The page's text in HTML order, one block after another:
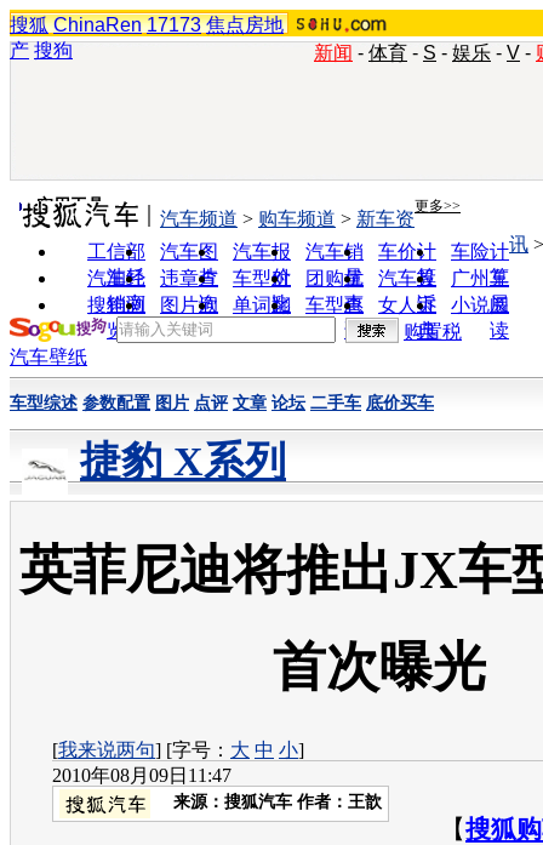
搜狐 ChinaRen 17173 焦点房地
产 搜狗 新闻 - 体育 - S - 娱乐 - V -
实用工具 更多>>
工信部
油耗
汽车图
片
汽车报
价
汽车销
量
车价计
算
车险计
算
汽车经
销商
违章查
询
车型对
比
团购优
惠
汽车投
诉
广州车
展
搜狗浏
览器
图片欣
赏
单词翻
车型查
询
女人宝
典
小说阅
读
汽车频道 > 购车频道 > 新车资
讯
购置税
汽车壁纸
车型综述 参数配置 图片 点评 文章 论坛 二手车 底价买车
捷豹 X系列
英菲尼迪将推出JX车
首次曝光
[我来说两句] [字号： 大 中 小]
2010年08月09日11:47
来源： 搜狐汽车 作者：王歆
【搜狐